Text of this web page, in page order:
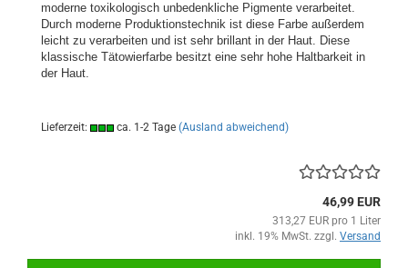
moderne toxikologisch unbedenkliche Pigmente verarbeitet.
Durch moderne Produktionstechnik ist diese Farbe außerdem
leicht zu verarbeiten und ist sehr brillant in der Haut. Diese
klassische Tätowierfarbe besitzt eine sehr hohe Haltbarkeit in
der Haut.
Lieferzeit: ca. 1-2 Tage (Ausland abweichend)
46,99 EUR
313,27 EUR pro 1 Liter
inkl. 19% MwSt. zzgl. Versand